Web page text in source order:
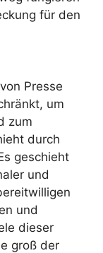
für den
Presse
um
zum
durch
geschieht
und
und
dieser
groß der